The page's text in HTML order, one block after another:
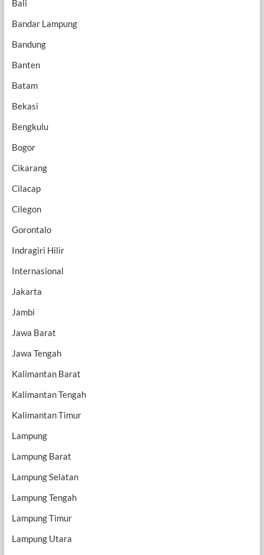
Bali
Bandar Lampung
Bandung
Banten
Batam
Bekasi
Bengkulu
Bogor
Cikarang
Cilacap
Cilegon
Gorontalo
Indragiri Hilir
Internasional
Jakarta
Jambi
Jawa Barat
Jawa Tengah
Kalimantan Barat
Kalimantan Tengah
Kalimantan Timur
Lampung
Lampung Barat
Lampung Selatan
Lampung Tengah
Lampung Timur
Lampung Utara